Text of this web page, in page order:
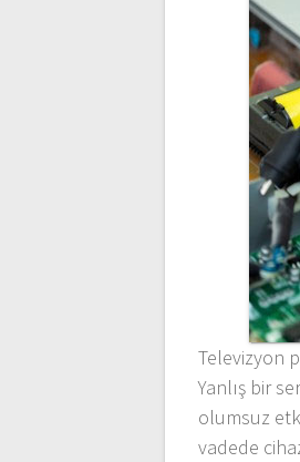
Televizyon
Yanlış bir
olumsuz
vadede